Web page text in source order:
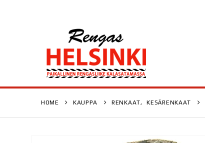
HOME KAUPPA RENKAAT, KESÄRENKAAT